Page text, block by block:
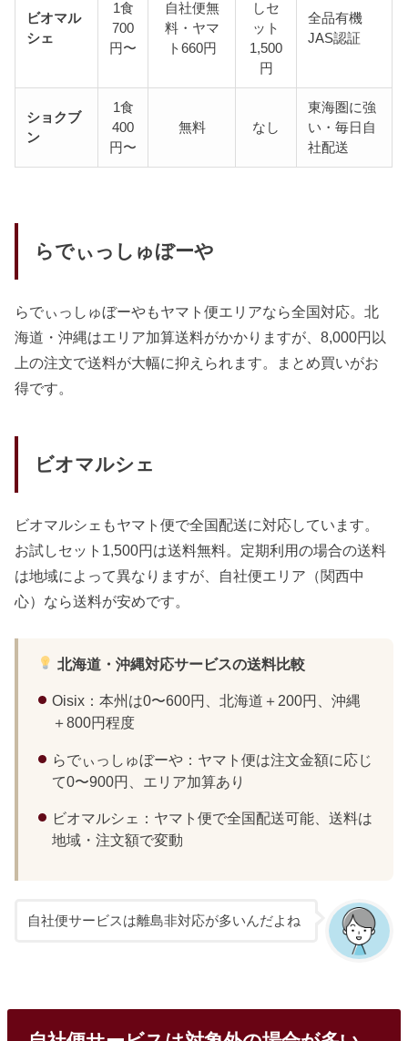
ビオマル
シェ
1食
700
円〜
自社便無
料・ヤマ
ト660円
しセ
ット
1,500
円
全品有機
JAS認証
ショクブ
ン
1食
400
円〜
無料 なし
東海圏に強
い・毎日自
社配送
らでぃっしゅぼーや
らでぃっしゅぼーやもヤマト便エリアなら全国対応。北
海道・沖縄はエリア加算送料がかかりますが、8,000円以
上の注文で送料が大幅に抑えられます。まとめ買いがお
得です。
ビオマルシェ
ビオマルシェもヤマト便で全国配送に対応しています。
お試しセット1,500円は送料無料。定期利用の場合の送料
は地域によって異なりますが、自社便エリア（関西中
心）なら送料が安めです。
北海道・沖縄対応サービスの送料比較
Oisix：本州は0〜600円、北海道＋200円、沖縄
＋800円程度
らでぃっしゅぼーや：ヤマト便は注文金額に応じ
て0〜900円、エリア加算あり
ビオマルシェ：ヤマト便で全国配送可能、送料は
地域・注文額で変動
自社便サービスは離島非対応が多いんだよね